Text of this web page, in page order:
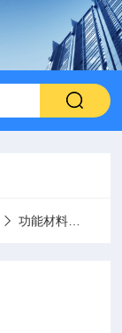
功能材料